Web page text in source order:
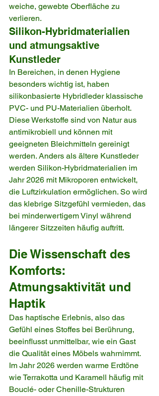
weiche, gewebte Oberfläche zu
verlieren.
Silikon-Hybridmaterialien
und atmungsaktive
Kunstleder
In Bereichen, in denen Hygiene
besonders wichtig ist, haben
silikonbasierte Hybridleder klassische
PVC- und PU-Materialien überholt.
Diese Werkstoffe sind von Natur aus
antimikrobiell und können mit
geeigneten Bleichmitteln gereinigt
werden. Anders als ältere Kunstleder
werden Silikon-Hybridmaterialien im
Jahr 2026 mit Mikroporen entwickelt,
die Luftzirkulation ermöglichen. So wird
das klebrige Sitzgefühl vermieden, das
bei minderwertigem Vinyl während
längerer Sitzzeiten häufig auftritt.
Die Wissenschaft des
Komforts:
Atmungsaktivität und
Haptik
Das haptische Erlebnis, also das
Gefühl eines Stoffes bei Berührung,
beeinflusst unmittelbar, wie ein Gast
die Qualität eines Möbels wahrnimmt.
Im Jahr 2026 werden warme Erdtöne
wie Terrakotta und Karamell häufig mit
Bouclé- oder Chenille-Strukturen